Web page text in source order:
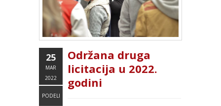
25
MAR
2022
PODELI
Održana druga
licitacija u 2022.
godini